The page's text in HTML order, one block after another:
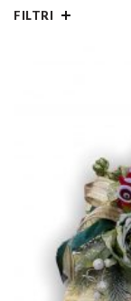
FILTRI